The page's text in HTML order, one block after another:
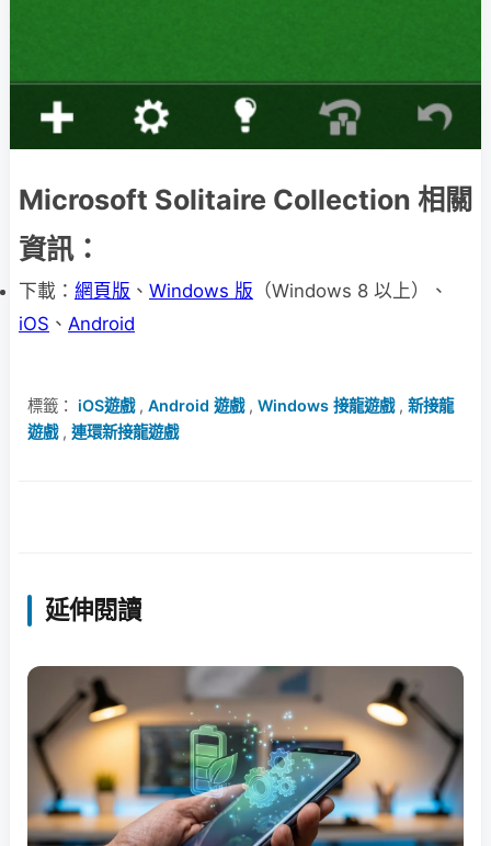
Microsoft Solitaire Collection 相關
資訊：
下載： 網頁版 、 Windows 版 （Windows 8 以上）、
iOS 、 Android
標籤： iOS遊戲, Android 遊戲, Windows 接龍遊戲, 新接龍
遊戲, 連環新接龍遊戲
延伸閱讀